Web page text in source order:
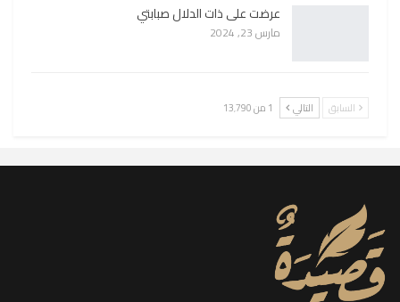
عرضت على ذات الدلال صبابتي
مارس 23, 2024
السابق التالي 1 من 13٬790